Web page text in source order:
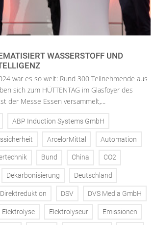
WASSERSTOFF UND
war es so weit: Rund 300 Teilnehmende aus
sich zum HÜTTENTAG im Glasfoyer des
der Messe Essen versammelt,...
ABP Induction Systems GmbH
ArcelorMittal Automation
Bund China CO2
Dekarbonisierung Deutschland
Direktreduktion DSV DVS Media GmbH
Elektrolyse Elektrolyseur Emissionen